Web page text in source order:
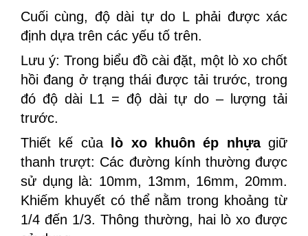
Cuối cùng, độ dài tự do L phải được xác
định dựa trên các yếu tố trên.
Lưu ý: Trong biểu đồ cài đặt, một lò xo chốt
hồi đang ở trạng thái được tải trước, trong
đó độ dài L1 = độ dài tự do – lượng tải
trước.
Thiết kế của lò xo khuôn ép nhựagiữ
thanh trượt: Các đường kính thường được
sử dụng là: 10mm, 13mm, 16mm, 20mm.
Khiếm khuyết có thể nằm trong khoảng từ
1/4 đến 1/3. Thông thường, hai lò xo được